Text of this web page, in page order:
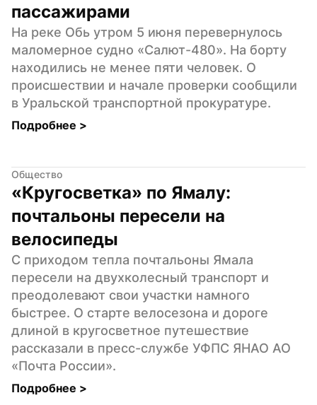
пассажирами
На реке Обь утром 5 июня перевернулось
маломерное судно «Салют-480». На борту
находились не менее пяти человек. О
происшествии и начале проверки сообщили
в Уральской транспортной прокуратуре.
Подробнее >
Общество
«Кругосветка» по Ямалу:
почтальоны пересели на
велосипеды
С приходом тепла почтальоны Ямала
пересели на двухколесный транспорт и
преодолевают свои участки намного
быстрее. О старте велосезона и дороге
длиной в кругосветное путешествие
рассказали в пресс-службе УФПС ЯНАО АО
«Почта России».
Подробнее >